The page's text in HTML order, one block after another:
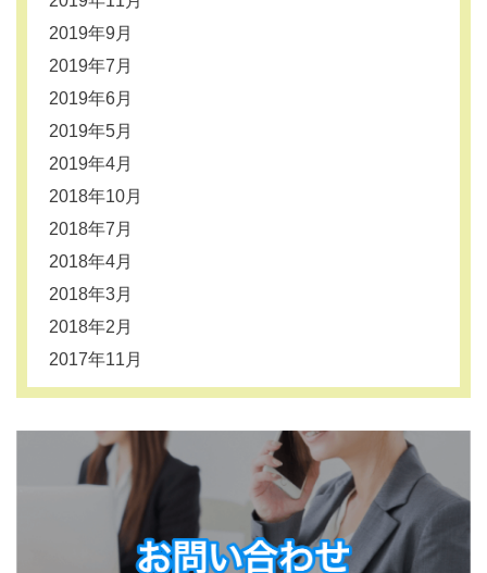
2019年9月
2019年7月
2019年6月
2019年5月
2019年4月
2018年10月
2018年7月
2018年4月
2018年3月
2018年2月
2017年11月